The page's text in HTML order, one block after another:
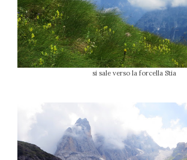
si sale verso la forcella Stia